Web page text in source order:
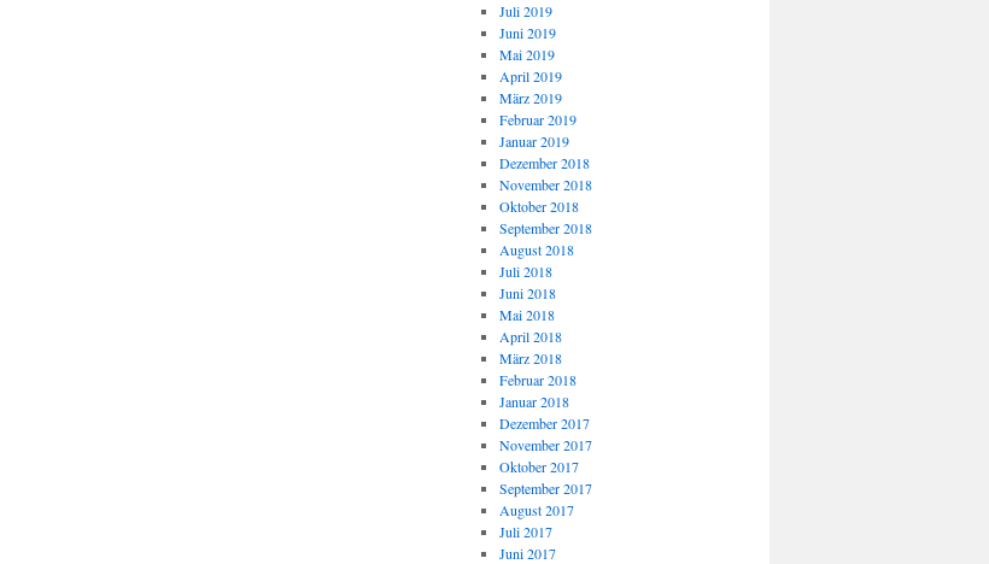
Juli 2019
Juni 2019
Mai 2019
April 2019
März 2019
Februar 2019
Januar 2019
Dezember 2018
November 2018
Oktober 2018
September 2018
August 2018
Juli 2018
Juni 2018
Mai 2018
April 2018
März 2018
Februar 2018
Januar 2018
Dezember 2017
November 2017
Oktober 2017
September 2017
August 2017
Juli 2017
Juni 2017